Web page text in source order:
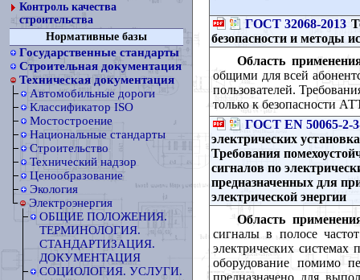
Контроль качества
строительства
Нормативные базы
Государственные стандарты
Строительная документация
Техническая документация
Автомобильные дороги
Классификатор ISO
Мостостроение
Национальные стандарты
Строительство
Технический надзор
Ценообразование
Экология
Электроэнергия
ОБЩИЕ ПОЛОЖЕНИЯ.
ТЕРМИНОЛОГИЯ.
СТАНДАРТИЗАЦИЯ.
ДОКУМЕНТАЦИЯ
СОЦИОЛОГИЯ. УСЛУГИ.
ГОСТ 32068-2013
безопасности и методы
Область
общими для всей
пользователей.
только к безопасности
ГОСТ EN 50065-2-
электрических
Требования
сигналов по
предназначенных для
электрической энергии
Область
сигналы в полосе
электрических
оборудование помимо
предназначено для